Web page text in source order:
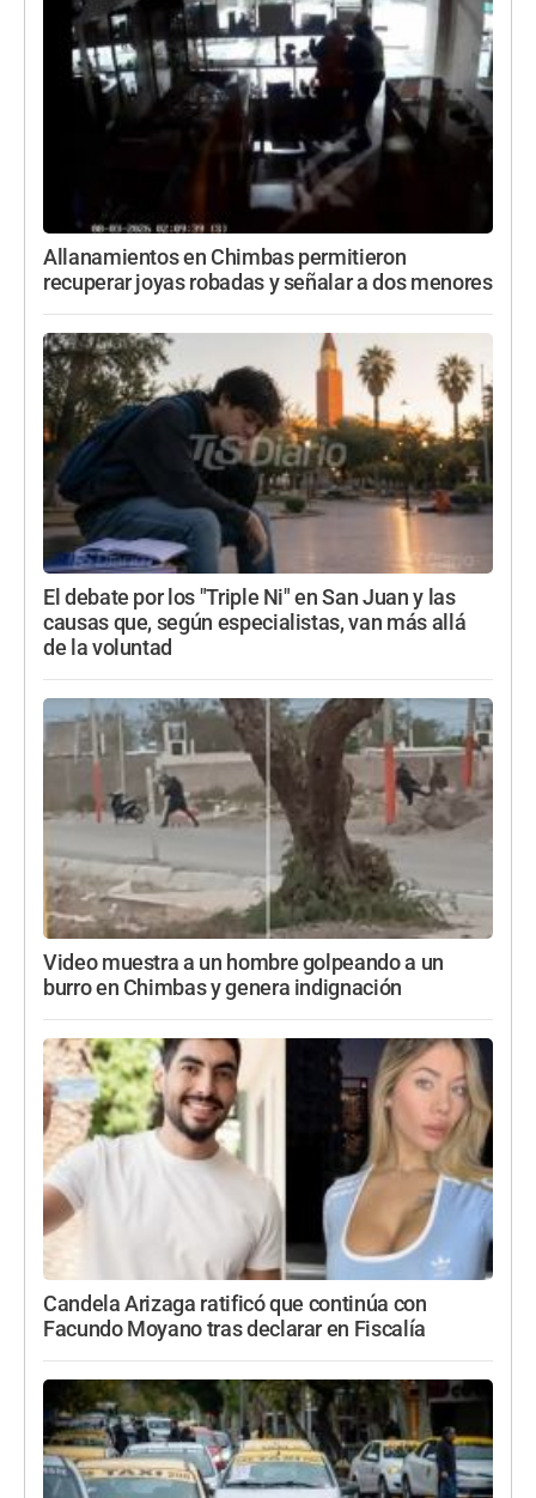
Allanamientos en Chimbas permitieron
recuperar joyas robadas y señalar a dos menores
El debate por los "Triple Ni" en San Juan y las
causas que, según especialistas, van más allá
de la voluntad
Video muestra a un hombre golpeando a un
burro en Chimbas y genera indignación
Candela Arizaga ratificó que continúa con
Facundo Moyano tras declarar en Fiscalía